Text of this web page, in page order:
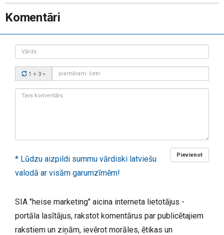
Komentāri
Vārds
Drošības
kods:
1 + 3 =
Tavs
Pievienot
* Lūdzu aizpildi summu vārdiski latviešu
valodā ar visām garumzīmēm!
SIA "heise marketing" aicina interneta lietotājus -
portāla lasītājus, rakstot komentārus par publicētajiem
rakstiem un ziņām, ievērot morāles, ētikas un